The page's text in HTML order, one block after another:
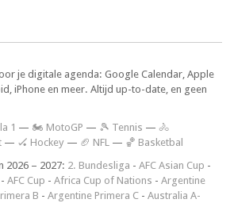
je digitale agenda: Google Calendar, Apple
iPhone en meer. Altijd up-to-date, en geen
1 — 🏍 MotoGP — 🎾 Tennis — 🚴
— 🏑 Hockey — 🏈 NFL — 🏀 Basketbal
2026 – 2027: 2. Bundesliga - AFC Asian Cup -
- AFC Cup - Africa Cup of Nations - Argentine
B - Argentine Primera C - Australia A-